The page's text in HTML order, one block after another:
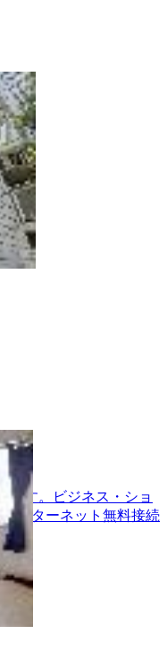
です。ビジネス・ショ
ンターネット無料接続